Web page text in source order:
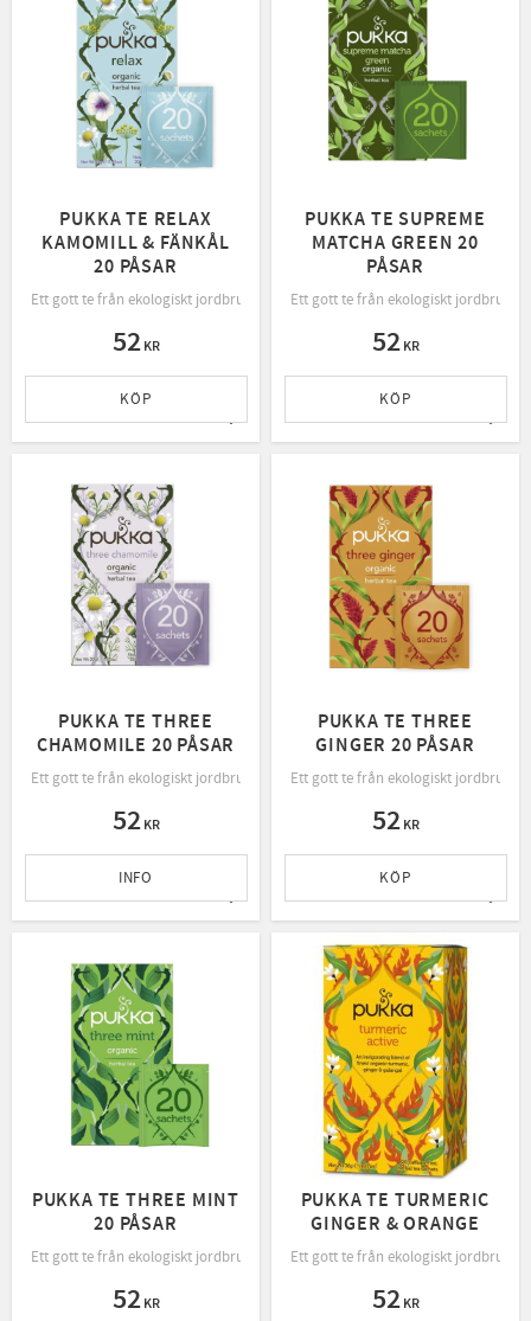
PUKKA TE RELAX
KAMOMILL & FÄNKÅL
20 PÅSAR
Ett gott te från ekologiskt jordbruk, rättvis handel och bevarande av naturen.
52KR
Lägg till i favoriter
KÖP
PUKKA TE SUPREME
MATCHA GREEN 20
PÅSAR
Ett gott te från ekologiskt jordbruk,
52KR
KÖP
PUKKA TE THREE
CHAMOMILE 20 PÅSAR
Ett gott te från ekologiskt jordbruk, rättvis handel och bevarande av naturen.
52KR
Lägg till i favoriter
INFO
PUKKA TE THREE
GINGER 20 PÅSAR
Ett gott te från ekologiskt jordbruk,
52KR
KÖP
PUKKA TE THREE MINT
20 PÅSAR
Ett gott te från ekologiskt jordbruk, rättvis handel och bevarande av naturen.
52KR
PUKKA TE TURMERIC
GINGER & ORANGE
Ett gott te från ekologiskt jordbruk,
52KR